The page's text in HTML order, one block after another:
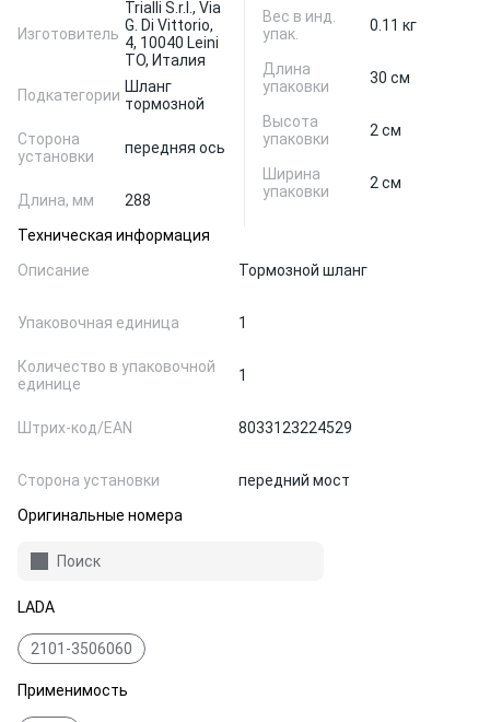
Изготовитель
Trialli S.r.l., Via
G. Di Vittorio,
4, 10040 Leini
TO, Италия
Подкатегории Шланг
тормозной
Сторона
установки
передняя ось
Длина, мм 288
Вес в инд.
упак.
0.11 кг
Длина
упаковки
30 см
Высота
упаковки
2 см
Ширина
упаковки
2 см
Техническая информация
Описание
Тормозной шланг
Упаковочная единица 1
Количество в упаковочной
единице
1
Штрих-код/EAN 8033123224529
Сторона установки
передний мост
Оригинальные номера
Поиск
LADA
2101-3506060
Применимость